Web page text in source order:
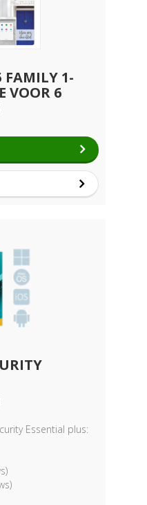
FAMILY 1-
VOOR 6
Essential plus: